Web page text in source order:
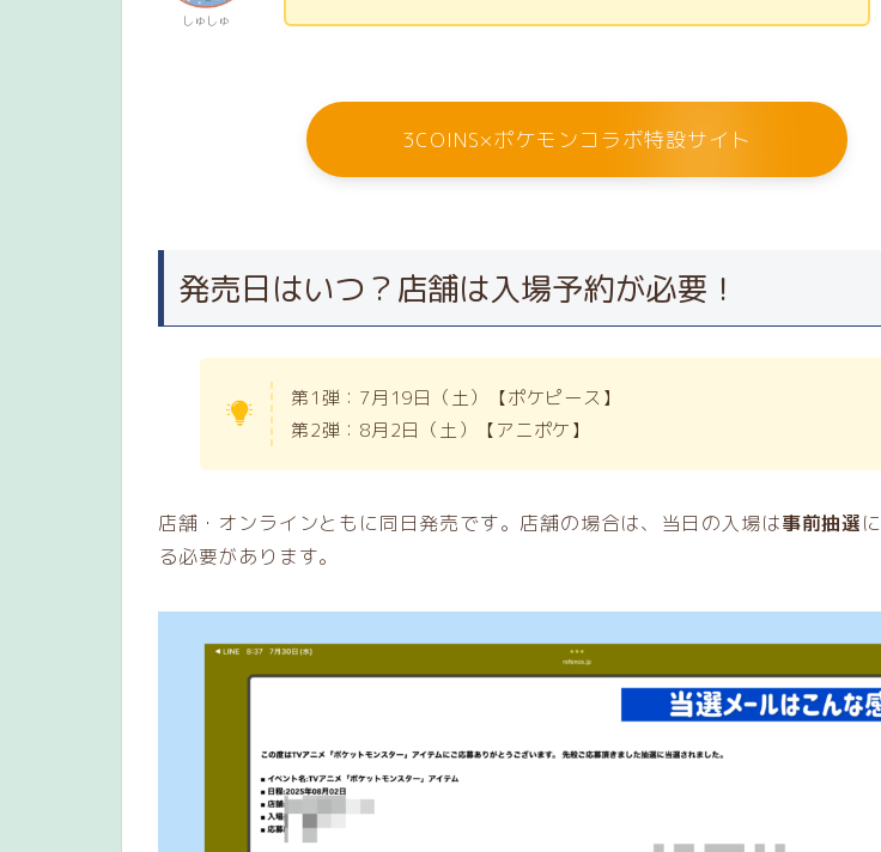
しゅしゅ
3COINS×ポケモンコラボ特設サイト
発売日はいつ？店舗は入場予約が必要！
第1弾：7月19日（土）【ポケピース】
第2弾：8月2日（土）【アニポケ】
店舗・オンラインともに同日発売です。店舗の場合は、当日の入場は事前抽選
る必要があります。